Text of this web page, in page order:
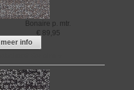
Bonaire p. mtr.
€ 89,95
meer info